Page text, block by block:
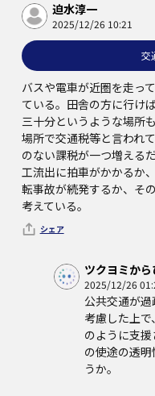
迫水淳一
2025/12/26 10:21
交
バスや電車が近圏を走っ
ている。田舎の方に行け
三十分というような場所
場所で交通税等と言われ
のない課税が一つ増える
工流出に拍車がかかるか
転事故が続発するか、そ
考えている。
シェア
ツクヨミか
2025/12/26
公共交通が
考慮した上
のように支
の使途の透
うか。